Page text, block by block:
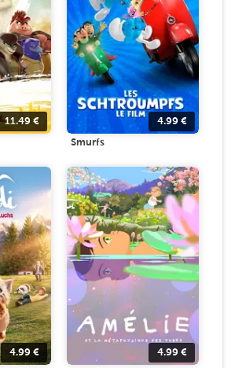
11.49 € 4.99 €
Smurfs
4.99 € 4.99 €